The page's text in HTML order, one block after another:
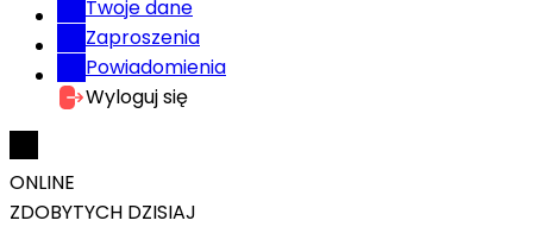
Twoje dane
Zaproszenia
Powiadomienia
Wyloguj się
ONLINE
ZDOBYTYCH DZISIAJ